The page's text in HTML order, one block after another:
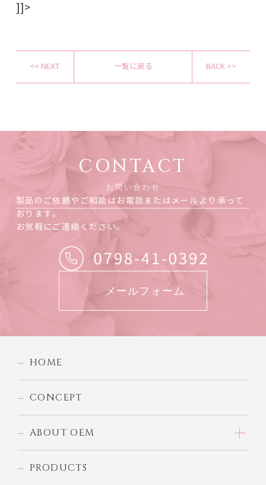
]]>
<< NEXT 一覧に戻る BACK >>
CONTACT
お問い合わせ
製品のご依頼やご相談はお電話またはメールより承って
おります。
お気軽にご連絡ください。
メールフォーム
HOME
CONCEPT
ABOUT OEM
PRODUCTS